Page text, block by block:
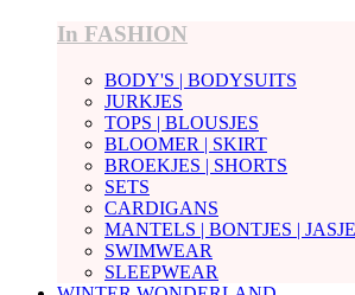
In FASHION
BODY'S | BODYSUITS
JURKJES
TOPS | BLOUSJES
BLOOMER | SKIRT
BROEKJES | SHORTS
SETS
CARDIGANS
MANTELS | BONTJES |
SWIMWEAR
SLEEPWEAR